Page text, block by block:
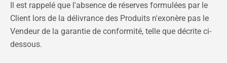
Il est rappelé que l'absence de réserves formulées par le
Client lors de la délivrance des Produits n'exonère pas le
Vendeur de la garantie de conformité, telle que décrite ci-
dessous.